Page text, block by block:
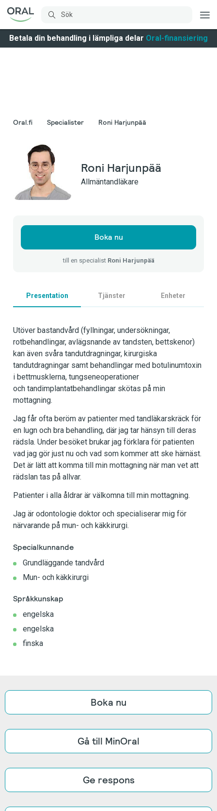
Betala din behandling i lämpliga delar Oral-finansiering
Oral.fi Specialister Roni Harjunpää
Roni Harjunpää
Allmäntandläkare
Boka nu
till en specialist Roni Harjunpää
Presentation Tjänster Enheter
Utöver bastandvård (fyllningar, undersökningar,
rotbehandlingar, avlägsnande av tandsten, bettskenor)
kan även svåra tandutdragningar, kirurgiska
tandutdragningar samt behandlingar med botulinumtoxin
i bettmusklerna, tungseneoperationer
och tandimplantatbehandlingar skötas på min
mottagning.
Jag får ofta beröm av patienter med tandläkarskräck för
en lugn och bra behandling, där jag tar hänsyn till deras
rädsla. Under besöket brukar jag förklara för patienten
vad jag gör just nu och vad som kommer att ske härnäst.
Det är lätt att komma till min mottagning när man vet att
rädslan tas på allvar.
Patienter i alla åldrar är välkomna till min mottagning.
Jag är odontologie doktor och specialiserar mig för
närvarande på mun- och käkkirurgi.
Specialkunnande
Grundläggande tandvård
Mun- och käkkirurgi
Språkkunskap
engelska
engelska
finska
Boka nu
Gå till MinOral
Ge respons